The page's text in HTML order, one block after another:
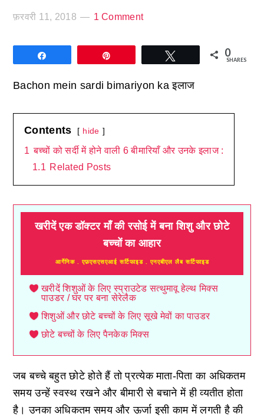
फ़रवरी 11, 2018 1 Comment
0
SHARES
Bachon mein sardi bimariyon ka इलाज
Contents hide
1 बच्चों को सर्दी में होने वाली 6 बीमारियाँ और उनके इलाज :
1.1 Related Posts
खरीदें एक डॉक्टर माँ की रसोई में बना शिशु और छोटे
बच्चों का आहार
आर्गेनिक . एफ़एसएसएआई सर्टिफाइड . एनएबीएल लैब सर्टिफाइड
खरीदें शिशुओं के लिए स्प्राउटेड सत्थुमावू हेल्थ मिक्स
पाउडर / घर पर बना सेरेलैक
शिशुओं और छोटे बच्चों के लिए सूखे मेवों का पाउडर
छोटे बच्चों के लिए पैनकेक मिक्स
जब बच्चे बहुत छोटे होते हैं तो प्रत्येक माता-पिता का अधिकतम
समय उन्हें स्वस्थ रखने और बीमारी से बचाने में ही व्यतीत होता
है। उनका अधिकतम समय और ऊर्जा इसी काम में लगती है की